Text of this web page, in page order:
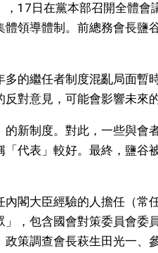
17日在黨本部召開全體會
體領導體制。前總務會長鹽
的繼任者制度混亂局面暫
對意見，可能會影響未來的
新制度。對此，一些與會
代表」較好。最終，鹽谷
閣大臣經驗的人擔任（常
，包含國會對策委員會委
策調查會長萩生田光一、